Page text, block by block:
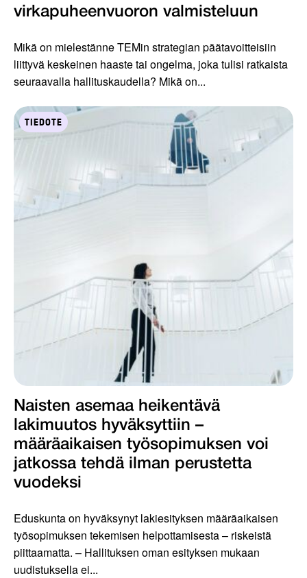
virkapuheenvuoron valmisteluun
Mikä on mielestänne TEMin strategian päätavoitteisiin
liittyvä keskeinen haaste tai ongelma, joka tulisi ratkaista
seuraavalla hallituskaudella? Mikä on...
TIEDOTE
Naisten asemaa heikentävä
lakimuutos hyväksyttiin –
määräaikaisen työsopimuksen voi
jatkossa tehdä ilman perustetta
vuodeksi
Eduskunta on hyväksynyt lakiesityksen määräaikaisen
työsopimuksen tekemisen helpottamisesta – riskeistä
piittaamatta. – Hallituksen oman esityksen mukaan
uudistuksella ei...